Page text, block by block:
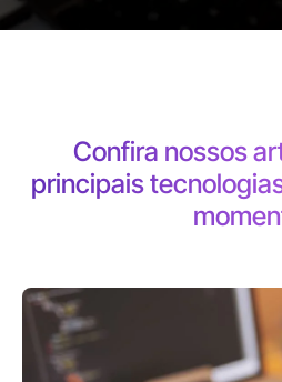
Confira nossos
principais